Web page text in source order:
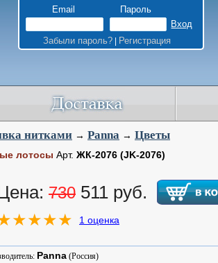
Email Пароль
Забыли пароль?| Регистрация
нитками → Panna → Цветы
лотосы Арт. ЖК-2076 (JK-2076)
730 511 руб.
1 оценка
Panna (Россия)